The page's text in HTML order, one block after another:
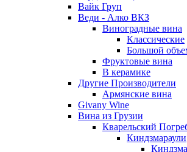
Вайк Груп
Веди - Алко ВКЗ
Виноградные вина
Классические
Большой
Фруктовые вина
В керамике
Другие Производители
Армянские вина
Givany Wine
Вина из Грузии
Кварельский
Киндзмараули